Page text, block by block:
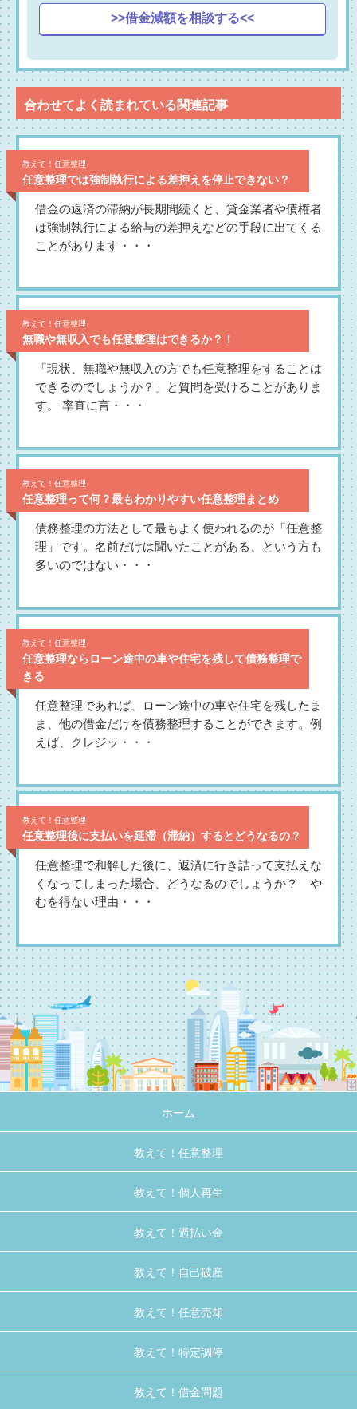
>>借金減額を相談する<<
合わせてよく読まれている関連記事
教えて！任意整理
任意整理では強制執行による差押えを停止できない？
借金の返済の滞納が長期間続くと、貸金業者や債権者
は強制執行による給与の差押えなどの手段に出てくる
ことがあります・・・
教えて！任意整理
無職や無収入でも任意整理はできるか？！
「現状、無職や無収入の方でも任意整理をすることは
できるのでしょうか？」と質問を受けることがありま
す。 率直に言・・・
教えて！任意整理
任意整理って何？最もわかりやすい任意整理まとめ
債務整理の方法として最もよく使われるのが「任意整
理」です。名前だけは聞いたことがある、という方も
多いのではない・・・
教えて！任意整理
任意整理ならローン途中の車や住宅を残して債務整理で
きる
任意整理であれば、ローン途中の車や住宅を残したま
ま、他の借金だけを債務整理することができます。例
えば、クレジッ・・・
教えて！任意整理
任意整理後に支払いを延滞（滞納）するとどうなるの？
任意整理で和解した後に、返済に行き詰って支払えな
くなってしまった場合、どうなるのでしょうか？ や
むを得ない理由・・・
ホーム
教えて！任意整理
教えて！個人再生
教えて！過払い金
教えて！自己破産
教えて！任意売却
教えて！特定調停
教えて！借金問題